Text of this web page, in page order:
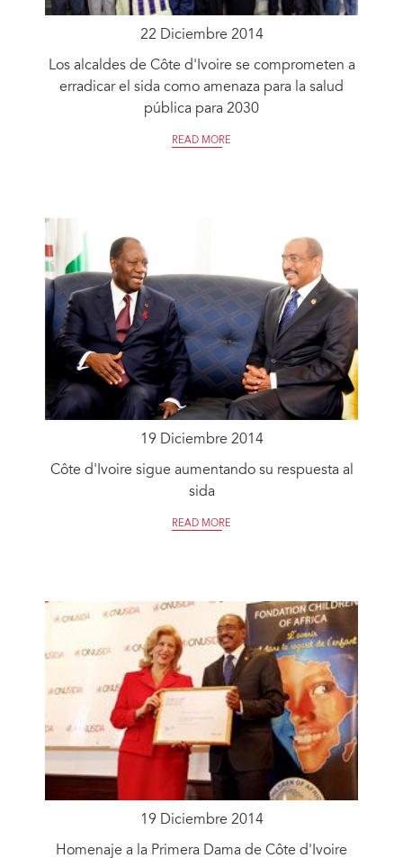
22 Diciembre 2014
Los alcaldes de Côte d'Ivoire se comprometen a
erradicar el sida como amenaza para la salud
pública para 2030
READ MORE
19 Diciembre 2014
Côte d'Ivoire sigue aumentando su respuesta al
sida
READ MORE
19 Diciembre 2014
Homenaje a la Primera Dama de Côte d'Ivoire